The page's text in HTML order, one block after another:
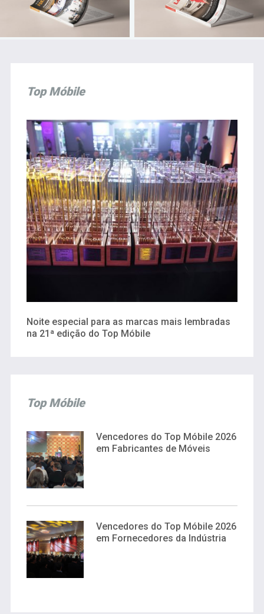
Top Móbile
Noite especial para as marcas mais lembradas
na 21ª edição do Top Móbile
Top Móbile
Vencedores do Top Móbile 2026
em Fabricantes de Móveis
Vencedores do Top Móbile 2026
em Fornecedores da Indústria